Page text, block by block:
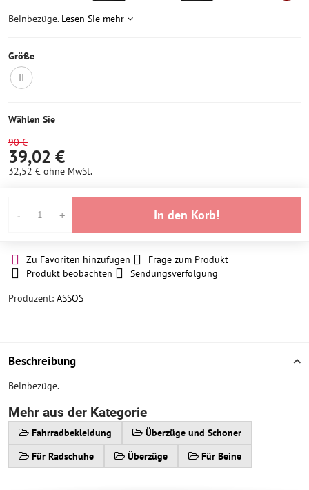
Beinbezüge. Lesen Sie mehr
Größe
II
Lager
Wählen Sie
90 €
39,02 €
32,52 € ohne MwSt.
In den Korb!
Zu Favoriten hinzufügen
Frage zum Produkt
Produkt beobachten
Sendungsverfolgung
Produzent: ASSOS
Beschreibung
Beinbezüge.
Mehr aus der Kategorie
Fahrradbekleidung
Überzüge und Schoner
Für Radschuhe
Überzüge Für Beine